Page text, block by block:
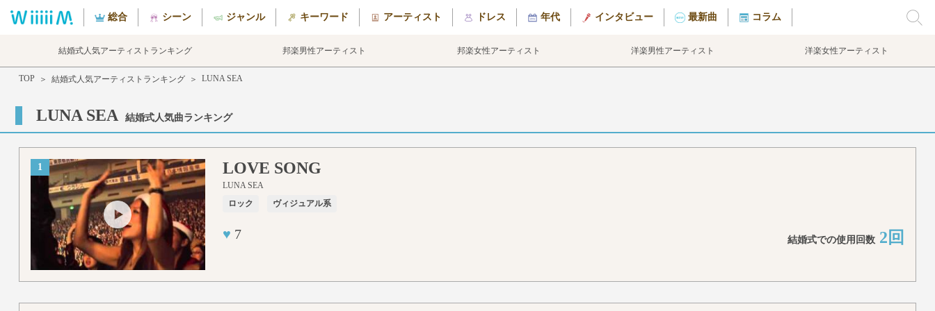
総合 シーン ジャンル キーワード アーティスト ドレス 年代 インタビュー 最新曲 コラム
結婚式人気アーティストランキング 邦楽男性アーティスト 邦楽女性アーティスト 洋楽男性アーティスト 洋楽女性アーティスト
TOP ＞ 結婚式人気アーティストランキング ＞ LUNA SEA
LUNA SEA 結婚式人気曲ランキング
1 LOVE SONG
LUNA SEA
ロック
ヴィジュアル系
♥ 7 結婚式での使用回数 2回